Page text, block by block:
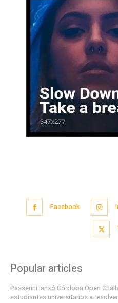
Facebook
Popular articles
Passerini lanzó Córdoba Open
estudiantes universitarios a